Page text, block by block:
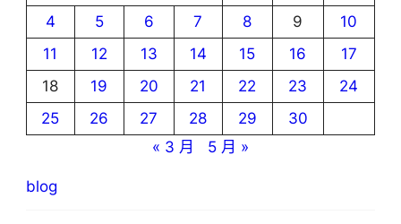
4
5 6 7 8 9
10
11
12 13 14 15 16
17
18
19 20 21 22 23
24
25
26 27 28 29
30
« 3 月
5 月 »
blog